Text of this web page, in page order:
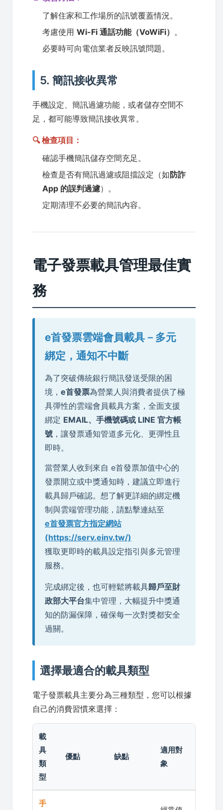
了解住家和工作場所的訊號覆蓋情況。
考慮使用 Wi-Fi 通話功能（VoWiFi） 。
必要時可向電信業者反映訊號問題。
5. 簡訊接收異常
手機設定、簡訊過濾功能，或者儲存空間不
足，都可能導致簡訊接收異常。
🔍 檢查項目：
確認手機簡訊儲存空間充足。
檢查是否有簡訊過濾或阻擋設定（如防詐
App 的誤判過濾）。
定期清理不必要的簡訊內容。
電子發票載具管理最佳實
務
e首發票雲端會員載具－多元
綁定，通知不中斷
為了突破傳統銀行簡訊發送受限的困
境， e首發票為營業人與消費者提供了極
具彈性的雲端會員載具方案，全面支援
綁定 EMAIL、手機號碼或 LINE 官方帳
號 ，讓發票通知管道多元化、更彈性且
即時。
當營業人收到來自 e首發票加值中心的
發票開立或中獎通知時，建議立即進行
載具歸戶確認。想了解更詳細的綁定機
制與雲端管理功能，請點擊連結至
e首發票官方指定網站
(https://serv.einv.tw/)
獲取更即時的載具設定指引與多元管理
服務。
完成綁定後，也可輕鬆將載具歸戶至財
政部大平台集中管理，大幅提升中獎通
知的防漏保障，確保每一次對獎都安全
過關。
選擇最適合的載具類型
電子發票載具主要分為三種類型，您可以根據
自己的消費習慣來選擇：
載
具
類
型
優點 缺點
適用對
象
手